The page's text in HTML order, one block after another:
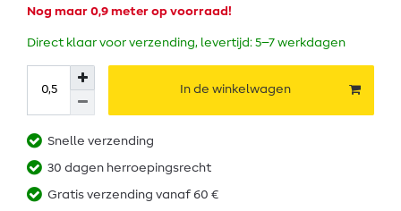
Nog maar 0,9 meter op voorraad!
Direct klaar voor verzending, levertijd: 5–7 werkdagen
In de winkelwagen
Snelle verzending
30 dagen herroepingsrecht
Gratis verzending vanaf 60 €